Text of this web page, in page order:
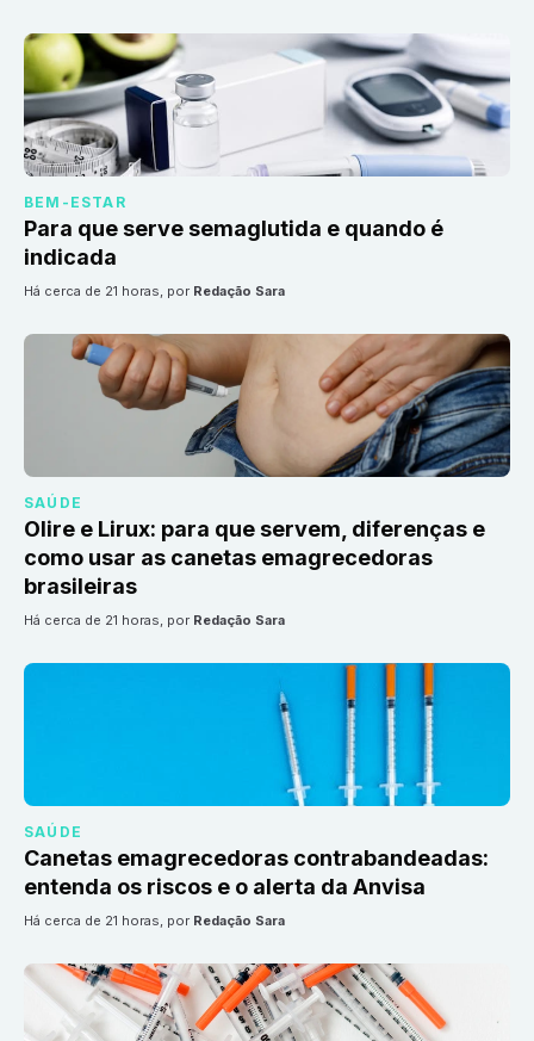
BEM-ESTAR
Para que serve semaglutida e quando é
indicada
há cerca de 21 horas, por Redação Sara
SAÚDE
Olire e Lirux: para que servem, diferenças e
como usar as canetas emagrecedoras
brasileiras
há cerca de 21 horas, por Redação Sara
SAÚDE
Canetas emagrecedoras contrabandeadas:
entenda os riscos e o alerta da Anvisa
há cerca de 21 horas, por Redação Sara